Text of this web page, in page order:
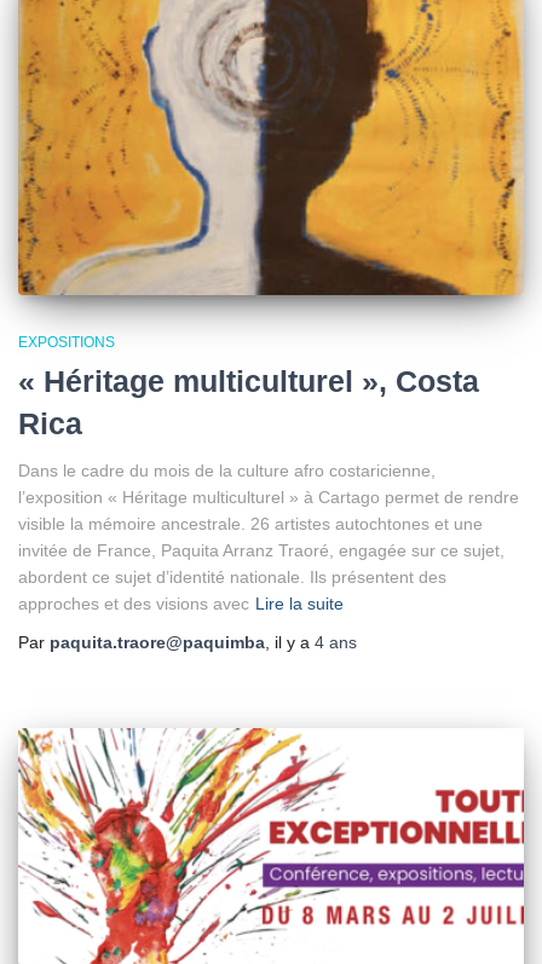
EXPOSITIONS
« Héritage multiculturel », Costa
Rica
Dans le cadre du mois de la culture afro costaricienne,
l’exposition « Héritage multiculturel » à Cartago permet de rendre
visible la mémoire ancestrale. 26 artistes autochtones et une
invitée de France, Paquita Arranz Traoré, engagée sur ce sujet,
abordent ce sujet d’identité nationale. Ils présentent des
approches et des visions avec Lire la suite
Par paquita.traore@paquimba, il y a 4 ans